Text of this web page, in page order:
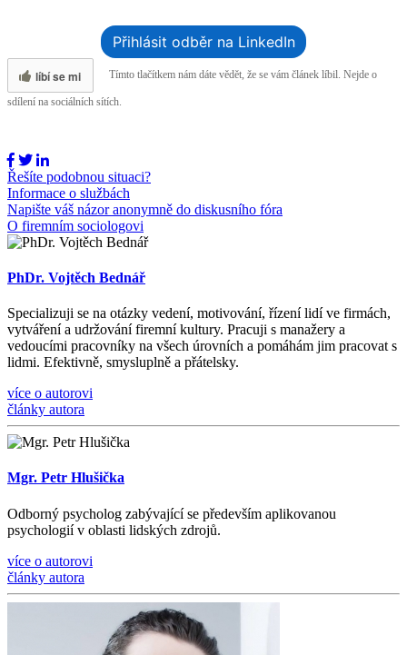
Přihlásit odběr na LinkedIn
líbí se mi Tímto tlačítkem nám dáte vědět, že se vám článek líbil. Nejde o
sdílení na sociálních sítích.
Řešíte podobnou situaci?
Informace o službách
Napište váš názor anonymně do diskusního fóra
O firemním sociologovi
PhDr. Vojtěch Bednář
Specializuji se na otázky vedení, motivování, řízení lidí ve firmách,
vytváření a udržování firemní kultury. Pracuji s manažery a
vedoucími pracovníky na všech úrovních a pomáhám jim pracovat s
lidmi. Efektivně, smysluplně a přátelsky.
více o autorovi
články autora
Mgr. Petr Hlušička
Odborný psycholog zabývající se především aplikovanou
psychologií v oblasti lidských zdrojů.
více o autorovi
články autora